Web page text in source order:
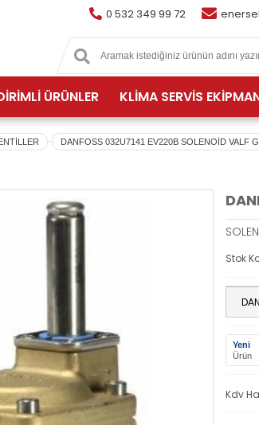
0 532 349 99 72
ÜRÜNLER KLİMA SERVİS
DANFOSS 032U7141 EV220B SOLENOİD VALF
Stok
Yeni
Ürün
Kdv